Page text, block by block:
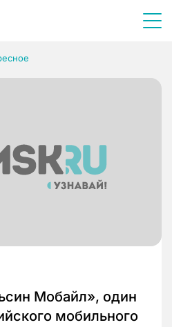
Мобайл», один
мобильного